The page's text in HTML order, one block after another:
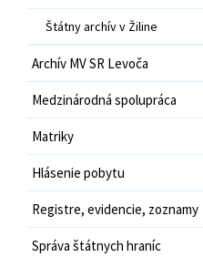
Štátny archív v Žiline
Archív MV SR Levoča
Medzinárodná spolupráca
Matriky
Hlásenie pobytu
Registre, evidencie, zoznamy
Správa štátnych hraníc